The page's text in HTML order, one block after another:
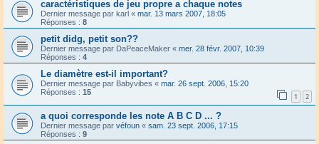
caractéristiques de jeu propre a chaque notes
Dernier message par karl « mar. 13 mars 2007, 18:05
Réponses : 8
petit didg, petit son??
Dernier message par DaPeaceMaker « mer. 28 févr. 2007, 10:39
Réponses : 4
Le diamètre est-il important?
Dernier message par Babyvibes « mar. 26 sept. 2006, 15:20
Réponses : 15 1 2
a quoi corresponde les note A B C D ... ?
Dernier message par véfoun « sam. 23 sept. 2006, 17:15
Réponses : 9